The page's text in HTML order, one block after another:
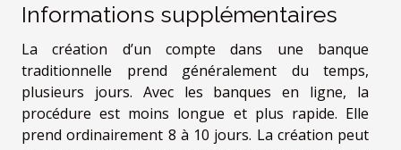
Informations supplémentaires
La création d’un compte dans une banque
traditionnelle prend généralement du temps,
plusieurs jours. Avec les banques en ligne, la
procédure est moins longue et plus rapide. Elle
prend ordinairement 8 à 10 jours. La création peut